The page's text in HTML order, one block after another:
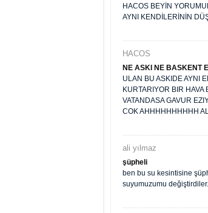
HACOS BEYİN
AYNI KENDİLERİNİN
HACOS
NE ASKI NE BASKENT
ULAN BU ASKIDE AYNI
KURTARIYOR BIR
VATANDASA GAVUR
COK AHHHHHHHHHH
ali yılmaz
şüpheli
ben bu su kesintisine
suyumuzumu